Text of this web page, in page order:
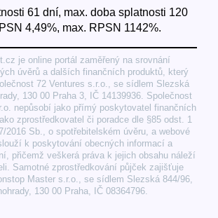
61 dní, max. doba splatnosti 120
4,49%, max. RPSN 1142%.
je online portál zaměřený na srovnání
úvěrů a dalších finančních produktů, který
72 Ventures s.r.o., se sídlem Slezská
130 00 Praha 3, IČ 14139936. Společnost
nepůsobí jako přímý poskytovatel finančních
zprostředkovatel či poradce dle §85 odst. 1
2016 Sb., o spotřebitelském úvěru, a webové
k poskytování obecných informací a
přičemž veškerá práva k jejich obsahu náleží
Samotné zprostředkování půjček zajišťuje
Master s.r.o., se sídlem Slezská 844/96,
130 00 Praha, IČ 08364796.